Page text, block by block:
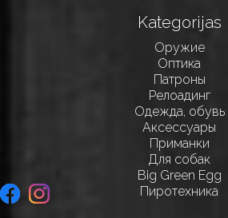
Kategorijas
Оружие
Оптика
Патроны
Релоадинг
Одежда, обувь
Аксессуары
Приманки
Для собак
Big Green Egg
Пиротехника